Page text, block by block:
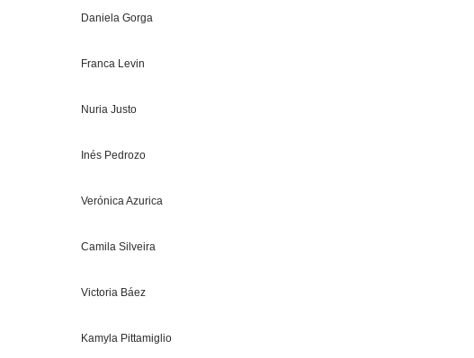
Daniela Gorga
Franca Levin
Nuria Justo
Inés Pedrozo
Verónica Azurica
Camila Silveira
Victoria Báez
Kamyla Pittamiglio